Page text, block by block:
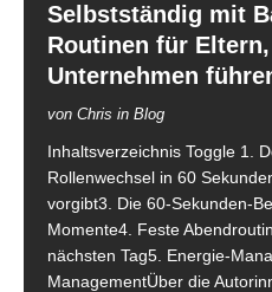
Selbstständig mit
Routinen für
Unternehmen
von Chris in Blog
Inhaltsverzeichnis Toggle 1.
Rollenwechsel in 60
vorgibt3. Die 60-Sekunden-
Momente4. Feste
nächsten Tag5. Energie-
ManagementÜber die